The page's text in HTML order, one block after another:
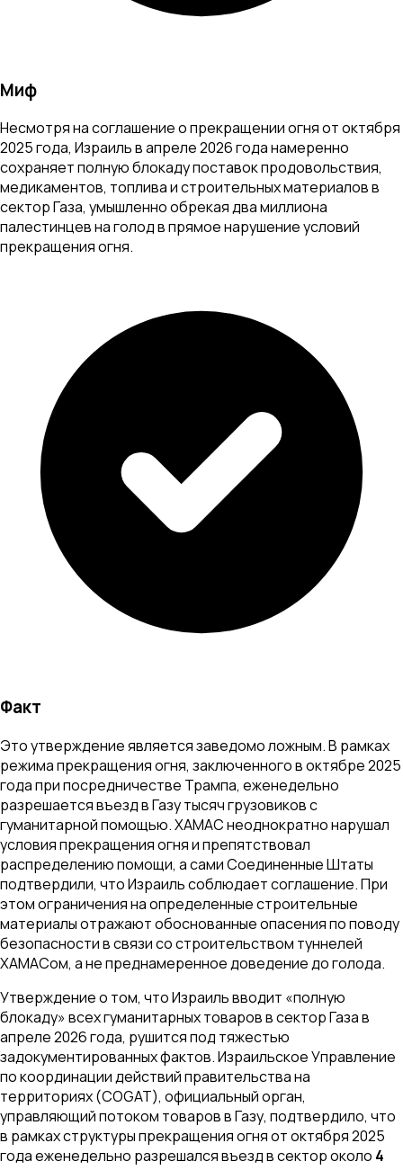
Миф
Несмотря на соглашение о прекращении огня от октября
2025 года, Израиль в апреле 2026 года намеренно
сохраняет полную блокаду поставок продовольствия,
медикаментов, топлива и строительных материалов в
сектор Газа, умышленно обрекая два миллиона
палестинцев на голод в прямое нарушение условий
прекращения огня.
Факт
Это утверждение является заведомо ложным. В рамках
режима прекращения огня, заключенного в октябре 2025
года при посредничестве Трампа, еженедельно
разрешается въезд в Газу тысяч грузовиков с
гуманитарной помощью. ХАМАС неоднократно нарушал
условия прекращения огня и препятствовал
распределению помощи, а сами Соединенные Штаты
подтвердили, что Израиль соблюдает соглашение. При
этом ограничения на определенные строительные
материалы отражают обоснованные опасения по поводу
безопасности в связи со строительством туннелей
ХАМАСом, а не преднамеренное доведение до голода.
Утверждение о том, что Израиль вводит «полную
блокаду» всех гуманитарных товаров в сектор Газа в
апреле 2026 года, рушится под тяжестью
задокументированных фактов. Израильское Управление
по координации действий правительства на
территориях (COGAT), официальный орган,
управляющий потоком товаров в Газу, подтвердило, что
в рамках структуры прекращения огня от октября 2025
года еженедельно разрешался въезд в сектор около 4